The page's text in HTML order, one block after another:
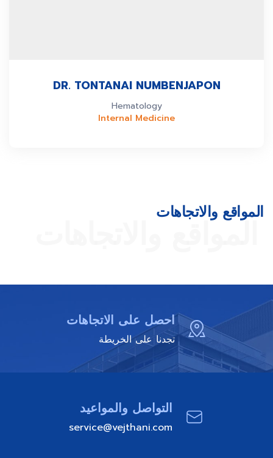
DR. TONTANAI NUMBENJAPON
Hematology
Internal Medicine
المواقع والاتجاهات
المواقع والاتجاهات
احصل على الاتجاهات
تجدنا على الخريطة
التواصل والمواعيد
service@vejthani.com